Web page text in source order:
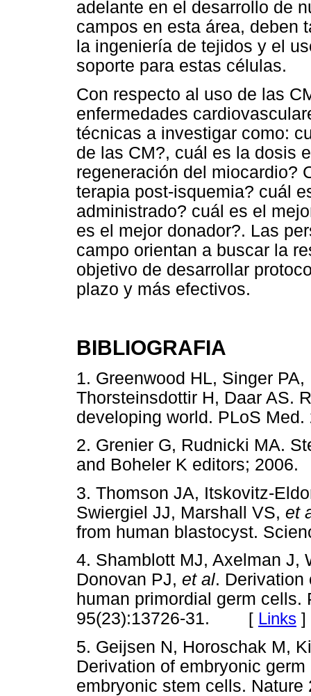
adelante en el desarrollo de
campos en esta área, deben
la ingeniería de tejidos y el
soporte para estas células.
Con respecto al uso de las
enfermedades
técnicas a investigar como:
de las CM?, cuál es la dosis
regeneración del miocardio?
terapia post-isquemia? cuál
administrado? cuál es el
es el mejor donador?. Las
campo orientan a buscar la
objetivo de desarrollar
plazo y más efectivos.
BIBLIOGRAFIA
1. Greenwood HL, Singer
Thorsteinsdottir H, Daar AS.
developing world. PLoS Med.
2. Grenier G, Rudnicki MA.
and Boheler K editors; 2006.
3. Thomson JA, Itskovitz-
Swiergiel JJ, Marshall VS, et
from human blastocyst.
4. Shamblott MJ, Axelman J,
Donovan PJ, et al. Derivation
human primordial germ cells.
95(23):13726-31. [ Links ]
5. Geijsen N, Horoschak M,
Derivation of embryonic
embryonic stem cells. Nature